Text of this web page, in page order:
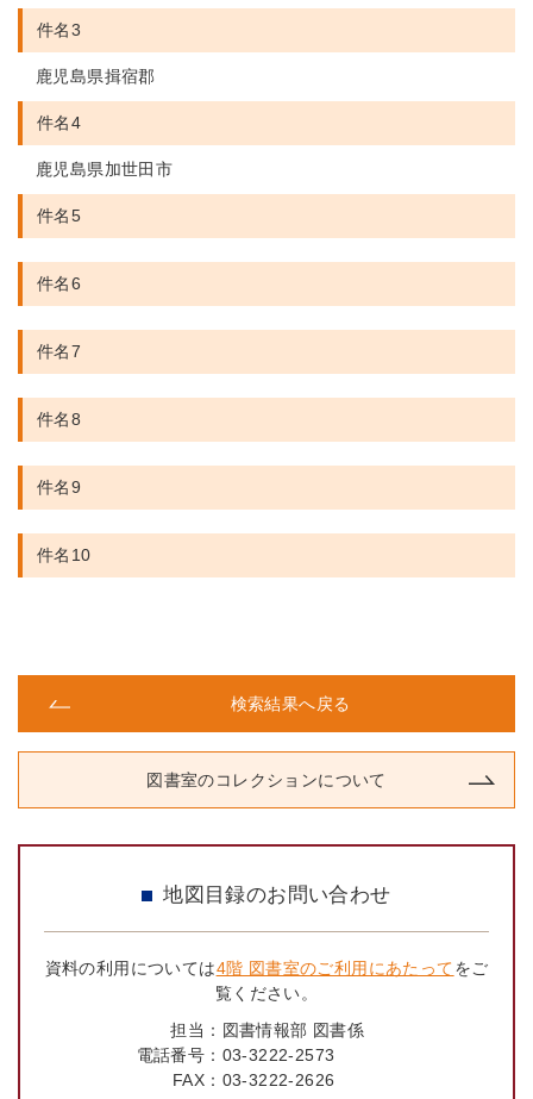
件名3
鹿児島県揖宿郡
件名4
鹿児島県加世田市
件名5
件名6
件名7
件名8
件名9
件名10
検索結果へ戻る
図書室のコレクションについて
地図目録のお問い合わせ
資料の利用については4階 図書室のご利用にあたってをご
覧ください。
担当： 図書情報部 図書係
電話番号： 03-3222-2573
FAX： 03-3222-2626